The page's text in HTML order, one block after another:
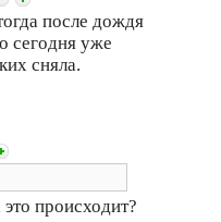
после дождя
сегодня уже
сняла.
происходит?